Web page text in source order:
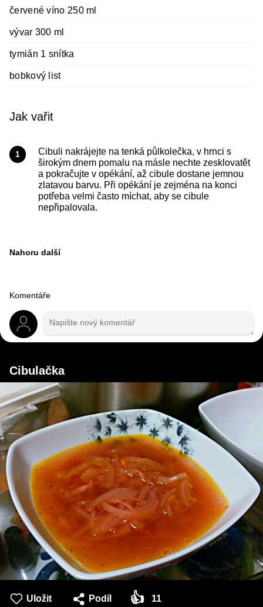
červené víno 250 ml
vývar 300 ml
tymián 1 snítka
bobkový list
Jak vařit
1
Cibuli nakrájejte na tenká půlkolečka, v hrnci s
širokým dnem pomalu na másle nechte zesklovatět
a pokračujte v opékání, až cibule dostane jemnou
zlatavou barvu. Při opékání je zejména na konci
potřeba velmi často míchat, aby se cibule
nepřipalovala.
Nahoru další
Komentáře
Cibulačka
Uložit Podíl 👍 11